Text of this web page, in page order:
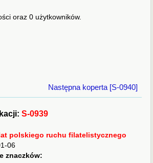
oraz 0 użytkowników.
Następna koperta [S-0940]
S-0939
polskiego ruchu filatelistycznego
06
znaczków: